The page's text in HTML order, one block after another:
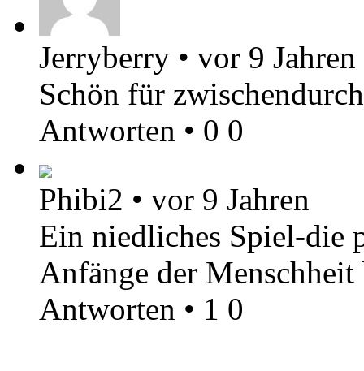
Jerryberry • vor 9 Jahren
Schön für zwischendurch
Antworten • 0 0
Phibi2 • vor 9 Jahren
Ein niedliches Spiel-die
Anfänge der
Antworten • 1 0